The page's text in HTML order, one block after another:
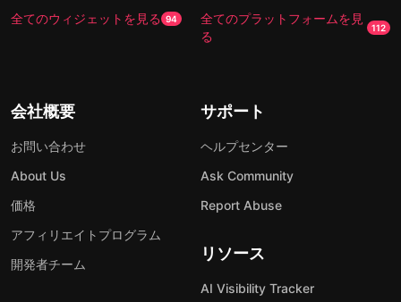
全てのウィジェットを見る 94
全てのプラットフォームを見
る
112
会社概要
お問い合わせ
About Us
価格
アフィリエイトプログラム
開発者チーム
サポート
ヘルプセンター
Ask Community
Report Abuse
リソース
AI Visibility Tracker